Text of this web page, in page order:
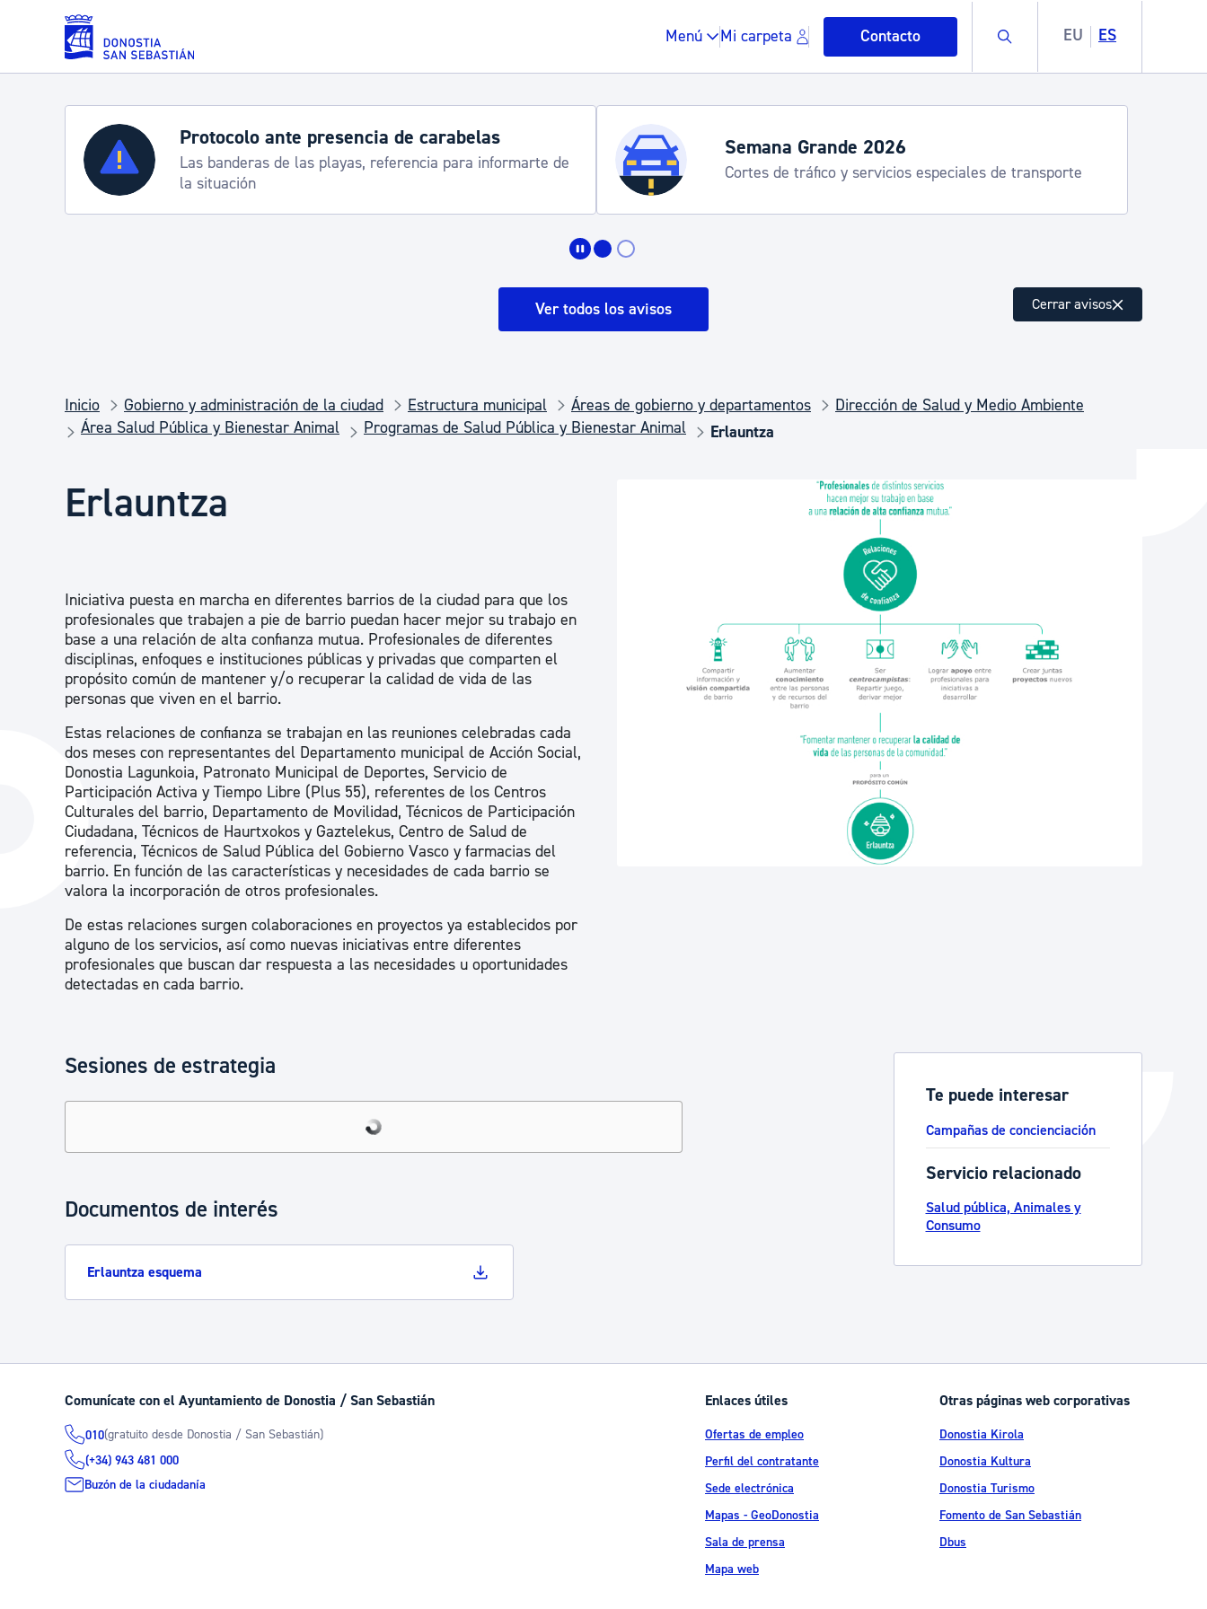
Saltar al contenido principal
Menú Mi carpeta Contacto Buscar EU ES
Servicios
Padrón y asuntos personales
Espacio público, residuos y medioambiente
Seguridad ciudadana y emergencias Euskera
Igualdad, Derechos Humanos y convivencia
Participación ciudadana y asociacionismo
Deporte Turismo
La ciudad
La ciudad ahora
Descubre la ciudad
La ciudad futura
Actualidad
Noticias
Avisos
Agenda cultural
Protocolo ante presencia de carabelas
Las banderas de las playas, referencia para informarte de
la situación
Semana Grande 2026
Cortes de tráfico y servicios especiales de transporte
Ver todos los avisos Cerrar avisos
Inicio Gobierno y administración de la ciudad Estructura municipal Áreas de gobierno y departamentos
Dirección de Salud y Medio Ambiente
Área Salud Pública y Bienestar Animal
Programas de Salud Pública y Bienestar Animal Erlauntza
Erlauntza
Iniciativa puesta en marcha en diferentes barrios de la ciudad para que los
profesionales que trabajen a pie de barrio puedan hacer mejor su trabajo en
base a una relación de alta confianza mutua. Profesionales de diferentes
disciplinas, enfoques e instituciones públicas y privadas que comparten el
propósito común de mantener y/o recuperar la calidad de vida de las
personas que viven en el barrio.
Estas relaciones de confianza se trabajan en las reuniones celebradas cada
dos meses con representantes del Departamento municipal de Acción Social,
Donostia Lagunkoia, Patronato Municipal de Deportes, Servicio de
Participación Activa y Tiempo Libre (Plus 55), referentes de los Centros
Culturales del barrio, Departamento de Movilidad, Técnicos de Participación
Ciudadana, Técnicos de Haurtxokos y Gaztelekus, Centro de Salud de
referencia, Técnicos de Salud Pública del Gobierno Vasco y farmacias del
barrio. En función de las características y necesidades de cada barrio se
valora la incorporación de otros profesionales.
De estas relaciones surgen colaboraciones en proyectos ya establecidos por
alguno de los servicios, así como nuevas iniciativas entre diferentes
profesionales que buscan dar respuesta a las necesidades u oportunidades
detectadas en cada barrio.
Sesiones de estrategia
Documentos de interés
Erlauntza esquema
Te puede interesar
Campañas de concienciación
Servicio relacionado
Salud pública, Animales y
Consumo
Comunícate con el Ayuntamiento de Donostia / San Sebastián
010(gratuito desde Donostia / San Sebastián)
(+34) 943 481 000
Buzón de la ciudadanía
Enlaces útiles
Ofertas de empleo
Perfil del contratante
Sede electrónica
Mapas - GeoDonostia
Sala de prensa
Mapa web
Otras páginas web corporativas
Donostia Kirola
Donostia Kultura
Donostia Turismo
Fomento de San Sebastián
Dbus